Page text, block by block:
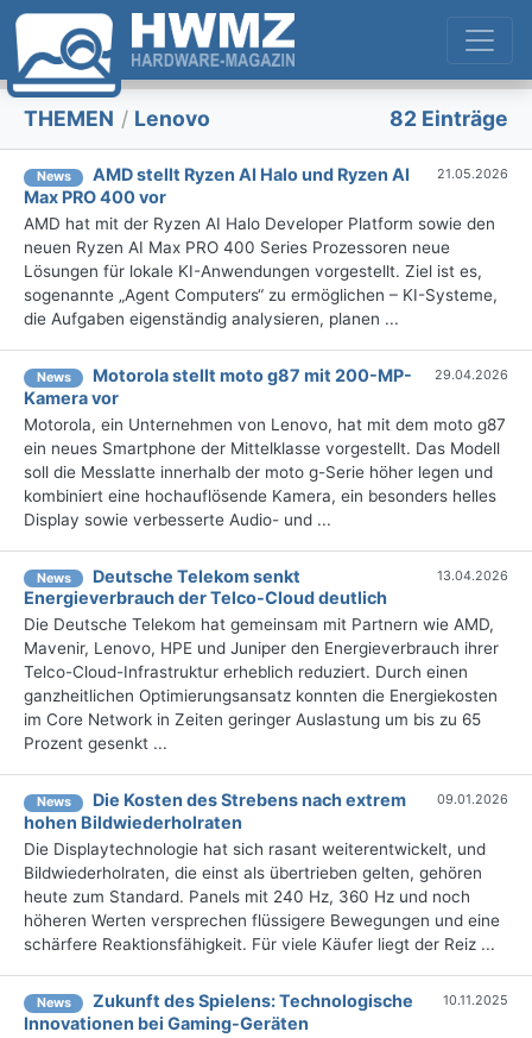
THEMEN / Lenovo 82 Einträge
News
AMD stellt Ryzen AI Halo und Ryzen AI
Max PRO 400 vor
21.05.2026
AMD hat mit der Ryzen AI Halo Developer Platform sowie den
neuen Ryzen AI Max PRO 400 Series Prozessoren neue
Lösungen für lokale KI-Anwendungen vorgestellt. Ziel ist es,
sogenannte „Agent Computers“ zu ermöglichen – KI-Systeme,
die Aufgaben eigenständig analysieren, planen ...
News
Motorola stellt moto g87 mit 200-MP-
Kamera vor
29.04.2026
Motorola, ein Unternehmen von Lenovo, hat mit dem moto g87
ein neues Smartphone der Mittelklasse vorgestellt. Das Modell
soll die Messlatte innerhalb der moto g-Serie höher legen und
kombiniert eine hochauflösende Kamera, ein besonders helles
Display sowie verbesserte Audio- und ...
News
Deutsche Telekom senkt
Energieverbrauch der Telco-Cloud deutlich
13.04.2026
Die Deutsche Telekom hat gemeinsam mit Partnern wie AMD,
Mavenir, Lenovo, HPE und Juniper den Energieverbrauch ihrer
Telco-Cloud-Infrastruktur erheblich reduziert. Durch einen
ganzheitlichen Optimierungsansatz konnten die Energiekosten
im Core Network in Zeiten geringer Auslastung um bis zu 65
Prozent gesenkt ...
News
Die Kosten des Strebens nach extrem
hohen Bildwiederholraten
09.01.2026
Die Displaytechnologie hat sich rasant weiterentwickelt, und
Bildwiederholraten, die einst als übertrieben gelten, gehören
heute zum Standard. Panels mit 240 Hz, 360 Hz und noch
höheren Werten versprechen flüssigere Bewegungen und eine
schärfere Reaktionsfähigkeit. Für viele Käufer liegt der Reiz ...
News
Zukunft des Spielens: Technologische
Innovationen bei Gaming-Geräten
10.11.2025